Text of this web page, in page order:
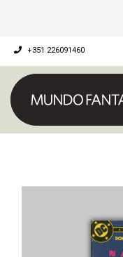
+351 226091460